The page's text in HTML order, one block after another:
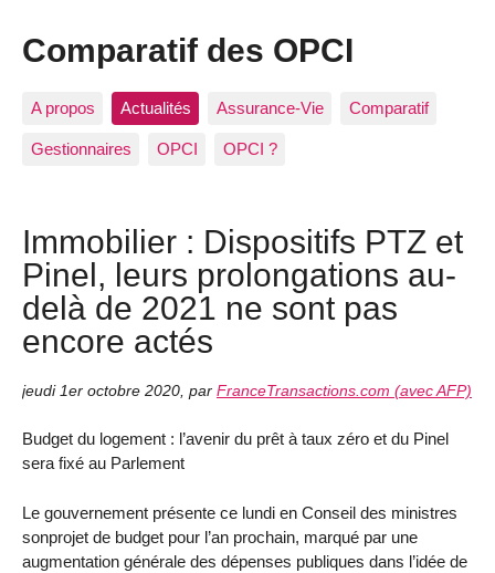
Comparatif des OPCI
A propos Actualités Assurance-Vie Comparatif
Gestionnaires OPCI OPCI ?
Immobilier : Dispositifs PTZ et
Pinel, leurs prolongations au-
delà de 2021 ne sont pas
encore actés
jeudi 1er octobre 2020 par FranceTransactions.com (avec AFP)
Budget du logement : l’avenir du prêt à taux zéro et du Pinel
sera fixé au Parlement
Le gouvernement présente ce lundi en Conseil des ministres
sonprojet de budget pour l’an prochain, marqué par une
augmentation générale des dépenses publiques dans l’idée de